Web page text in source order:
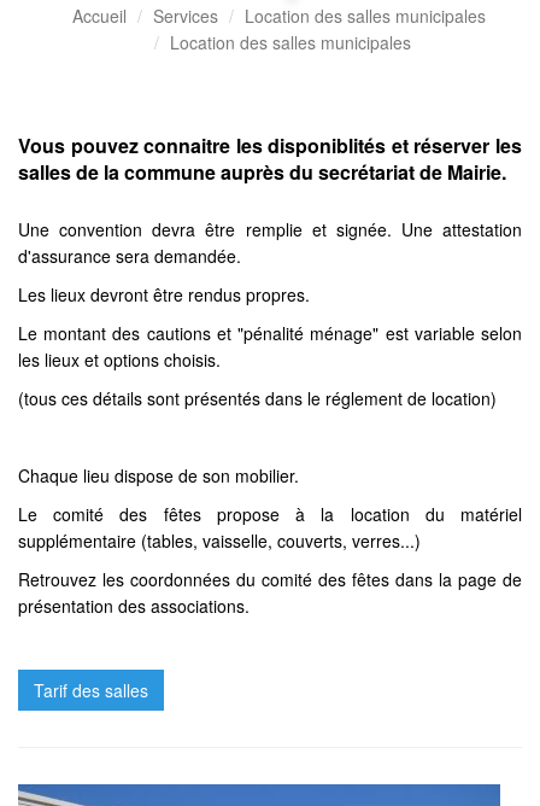
Accueil Services
Location des salles municipales
Location des salles municipales
Vous pouvez connaitre les disponiblités et réserver les
salles de la commune auprès du secrétariat de Mairie.
Une convention devra être remplie et signée. Une attestation
d'assurance sera demandée.
Les lieux devront être rendus propres.
Le montant des cautions et "pénalité ménage" est variable selon
les lieux et options choisis.
(tous ces détails sont présentés dans le réglement de location)
Chaque lieu dispose de son mobilier.
Le comité des fêtes propose à la location du matériel
supplémentaire (tables, vaisselle, couverts, verres...)
Retrouvez les coordonnées du comité des fêtes dans la page de
présentation des associations.
Tarif des salles